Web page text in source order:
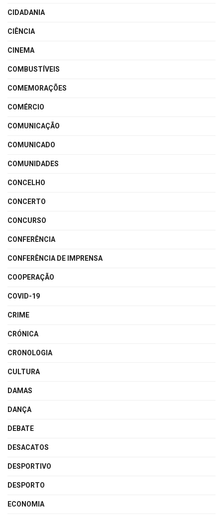
CIDADANIA
CIÊNCIA
CINEMA
COMBUSTÍVEIS
COMEMORAÇÕES
COMÉRCIO
COMUNICAÇÃO
COMUNICADO
COMUNIDADES
CONCELHO
CONCERTO
CONCURSO
CONFERÊNCIA
CONFERÊNCIA DE IMPRENSA
COOPERAÇÃO
COVID-19
CRIME
CRÓNICA
CRONOLOGIA
CULTURA
DAMAS
DANÇA
DEBATE
DESACATOS
DESPORTIVO
DESPORTO
ECONOMIA